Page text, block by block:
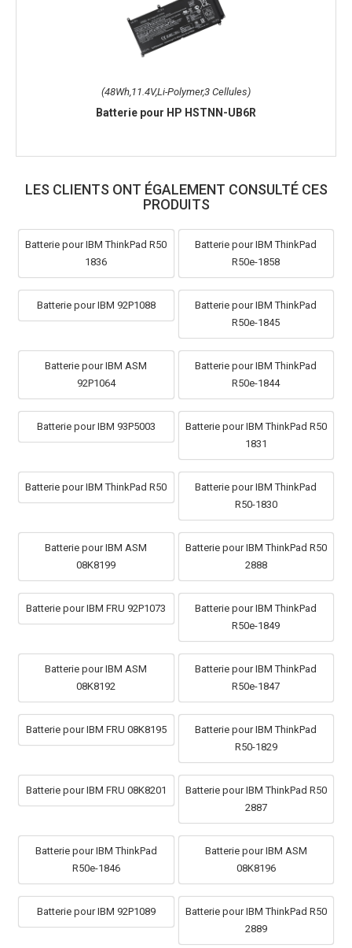
(48Wh,11.4V,Li-Polymer,3 Cellules)
Batterie pour HP HSTNN-UB6R
LES CLIENTS ONT ÉGALEMENT CONSULTÉ CES
PRODUITS
Batterie pour IBM ThinkPad R50
1836
Batterie pour IBM ThinkPad
R50e-1858
Batterie pour IBM 92P1088
Batterie pour IBM ThinkPad
R50e-1845
Batterie pour IBM ASM
92P1064
Batterie pour IBM ThinkPad
R50e-1844
Batterie pour IBM 93P5003
Batterie pour IBM ThinkPad R50
1831
Batterie pour IBM ThinkPad R50
Batterie pour IBM ThinkPad
R50-1830
Batterie pour IBM ASM
08K8199
Batterie pour IBM ThinkPad R50
2888
Batterie pour IBM FRU 92P1073
Batterie pour IBM ThinkPad
R50e-1849
Batterie pour IBM ASM
08K8192
Batterie pour IBM ThinkPad
R50e-1847
Batterie pour IBM FRU 08K8195
Batterie pour IBM ThinkPad
R50-1829
Batterie pour IBM FRU 08K8201
Batterie pour IBM ThinkPad R50
2887
Batterie pour IBM ThinkPad
R50e-1846
Batterie pour IBM ASM
08K8196
Batterie pour IBM 92P1089
Batterie pour IBM ThinkPad R50
2889